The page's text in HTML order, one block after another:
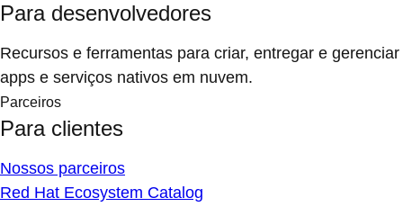
Para desenvolvedores
Recursos e ferramentas para criar, entregar e gerenciar
apps e serviços nativos em nuvem.
Parceiros
Para clientes
Nossos parceiros
Red Hat Ecosystem Catalog